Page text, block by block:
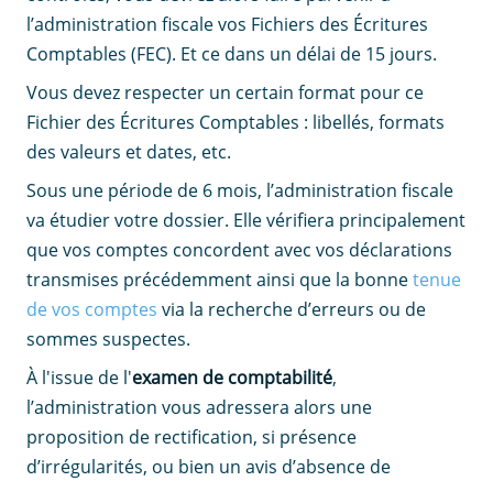
l’administration fiscale vos Fichiers des Écritures
Comptables (FEC). Et ce dans un délai de 15 jours.
Vous devez respecter un certain format pour ce
Fichier des Écritures Comptables : libellés, formats
des valeurs et dates, etc.
Sous une période de 6 mois, l’administration fiscale
va étudier votre dossier. Elle vérifiera principalement
que vos comptes concordent avec vos déclarations
transmises précédemment ainsi que la bonnetenue
de vos comptes via la recherche d’erreurs ou de
sommes suspectes.
À l'issue de l'examen de comptabilité,
l’administration vous adressera alors une
proposition de rectification, si présence
d’irrégularités, ou bien un avis d’absence de